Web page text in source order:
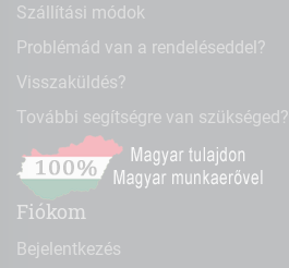
Szállítási módok
Problémád van a rendeléseddel?
Visszaküldés?
További segítségre van szükséged?
Fiókom
Bejelentkezés